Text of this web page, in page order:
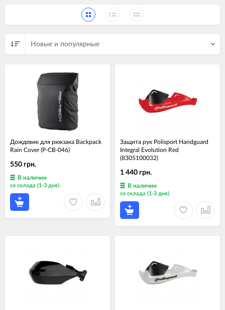
Новые и популярные
Дождевик для рюкзака Backpack
Rain Cover (P-CB-046)
550 грн.
В наличии
со склада (1-3 дня)
Защита рук Polisport Handguard
Integral Evolution Red
(8305100032)
1 440 грн.
В наличии
со склада (1-3 дня)